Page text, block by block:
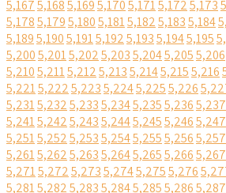
5,1675,1685,1695,1705,1715,1725,173
5,1785,1795,1805,1815,1825,1835,184
5,1895,1905,1915,1925,1935,1945,195
5,2005,2015,2025,2035,2045,2055,206
5,2105,2115,2125,2135,2145,2155,216
5,2215,2225,2235,2245,2255,226
5,2315,2325,2335,2345,2355,2365,237
5,2415,2425,2435,2445,2455,2465,247
5,2515,2525,2535,2545,2555,2565,257
5,2615,2625,2635,2645,2655,2665,267
5,2715,2725,2735,2745,2755,276
5,2815,2825,2835,2845,2855,2865,287